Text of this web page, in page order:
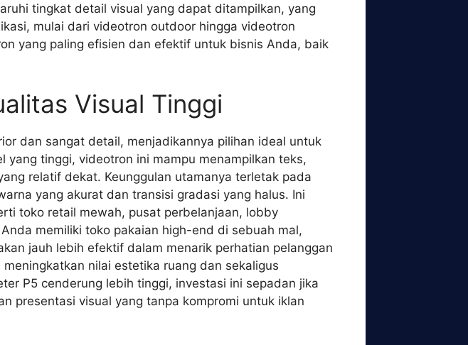
tingkat detail visual yang dapat ditampilkan, yang
mulai dari videotron outdoor hingga videotron
yang paling efisien dan efektif untuk bisnis Anda, baik
Visual Tinggi
dan sangat detail, menjadikannya pilihan ideal untuk
yang tinggi, videotron ini mampu menampilkan teks,
relatif dekat. Keunggulan utamanya terletak pada
yang akurat dan transisi gradasi yang halus. Ini
toko retail mewah, pusat perbelanjaan, lobby
memiliki toko pakaian high-end di sebuah mal,
jauh lebih efektif dalam menarik perhatian pelanggan
nilai estetika ruang dan sekaligus
P5 cenderung lebih tinggi, investasi ini sepadan jika
presentasi visual yang tanpa kompromi untuk iklan